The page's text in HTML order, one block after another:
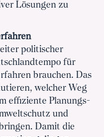
Lösungen zu
politischer
für
brauchen. Das
welcher Weg
effiziente Planungs-
und
Damit die